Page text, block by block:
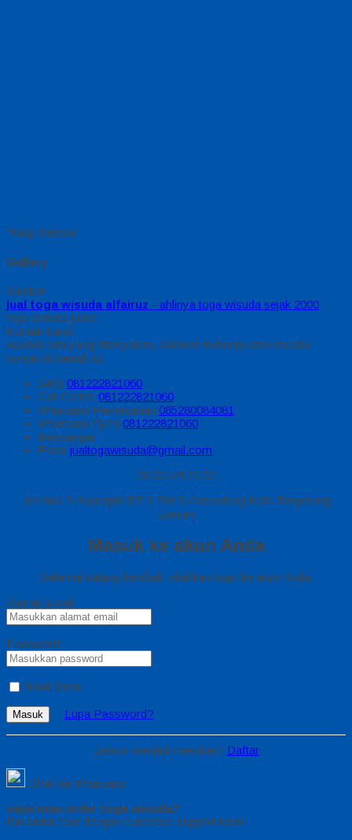
Tutup Sidebar
Gallery
Sidebar
jual toga wisuda alfairuz - ahlinya toga wisuda sejak 2000
toga wisuda juara
Kontak Kami
Apabila ada yang ditanyakan, silahkan hubungi kami melalui
kontak di bawah ini.
SMS 081222821060
Call Center 081222821060
Whatsapp Pemesanan 085280084081
Whatsapp Syifa 081222821060
Messenger
Email jualtogawisuda@gmail.com
08.00 s/d 20.00
Jl Letda D Suprapto RT 3 RW 5 Gerendeng Kota Tangerang
Banten
Masuk ke akun Anda
Selamat datang kembali, silahkan login ke akun Anda.
Alamat Email
Password
Ingat Saya
Masuk Lupa Password?
Belum menjadi member? Daftar
Chat via Whatsapp
saya mau order toga wisuda?
Klik untuk chat dengan customer support kami